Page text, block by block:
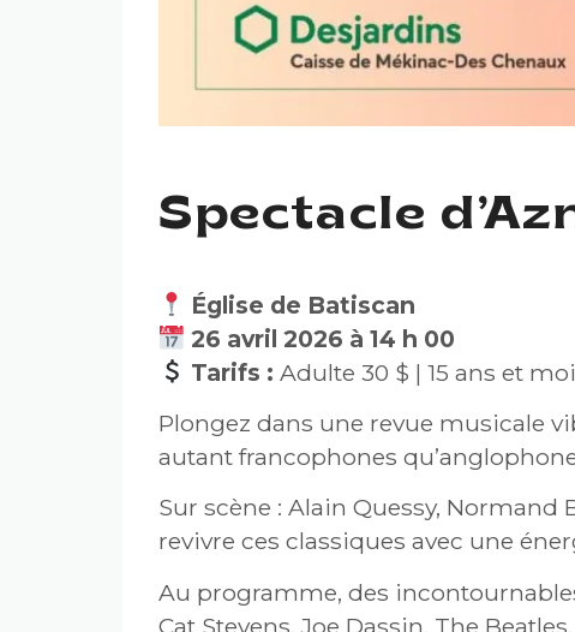
Spectacle
Église de Batiscan
26 avril 2026 à 14 h 00
Tarifs : Adulte 30 $ | 15 ans et
Plongez dans une revue musicale
autant francophones
Sur scène : Alain Quessy,
revivre ces classiques avec une
Au programme, des
Cat Stevens, Joe Dassin, The